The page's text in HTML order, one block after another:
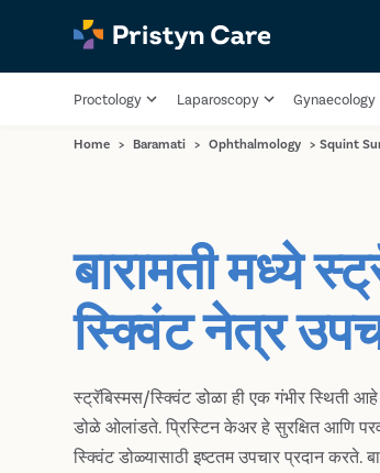
Proctology Laparoscopy Gynaecology
Home > Baramati > Ophthalmology > Squint
बारामती मध्ये
स्क्विंट नेत्र
स्ट्रॅबिस्मस/स्क्विंट डोळा ही एक गंभीर स्थिती
डोळे ओलांडते. प्रिस्टिन केअर हे सुरक्षित आणि
स्क्विंट डोळ्यासाठी इष्टतम उपचार प्रदान करते.